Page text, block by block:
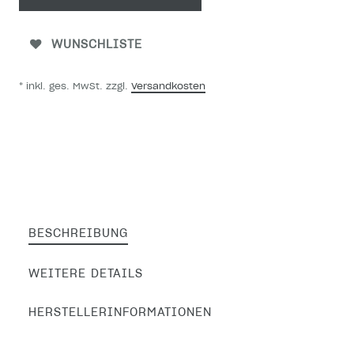
WUNSCHLISTE
* inkl. ges. MwSt. zzgl. Versandkosten
BESCHREIBUNG
WEITERE DETAILS
HERSTELLERINFORMATIONEN